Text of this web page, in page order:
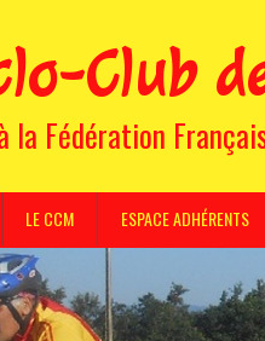
Club
la Fédération
LE CCM ESPACE ADHÉRENTS